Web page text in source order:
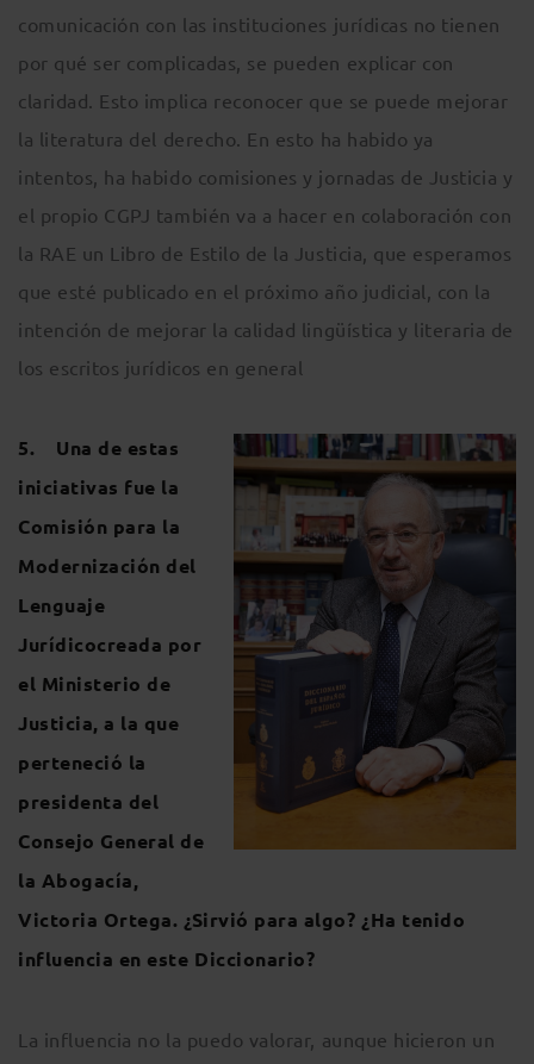
comunicación con las instituciones jurídicas no tienen
por qué ser complicadas, se pueden explicar con
claridad. Esto implica reconocer que se puede mejorar
la literatura del derecho. En esto ha habido ya
intentos, ha habido comisiones y jornadas de Justicia y
el propio CGPJ también va a hacer en colaboración con
la RAE un Libro de Estilo de la Justicia, que esperamos
que esté publicado en el próximo año judicial, con la
intención de mejorar la calidad lingüística y literaria de
los escritos jurídicos en general
5. Una de estas
iniciativas fue la
Comisión para la
Modernización del
Lenguaje
Jurídicocreada por
el Ministerio de
Justicia, a la que
perteneció la
presidenta del
Consejo General de
la Abogacía,
Victoria Ortega. ¿Sirvió para algo? ¿Ha tenido
influencia en este Diccionario?
La influencia no la puedo valorar, aunque hicieron un